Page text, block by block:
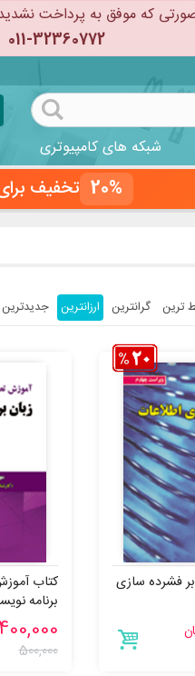
که موفق به پرداخت
011-32360772
شبکه های کامپیوتری
20% تخفیف
ترین گرانترین ارزانترین جدیدترین
فشرده سازی
کتاب
برنامه
تا پیشرفته
400,000
500,000